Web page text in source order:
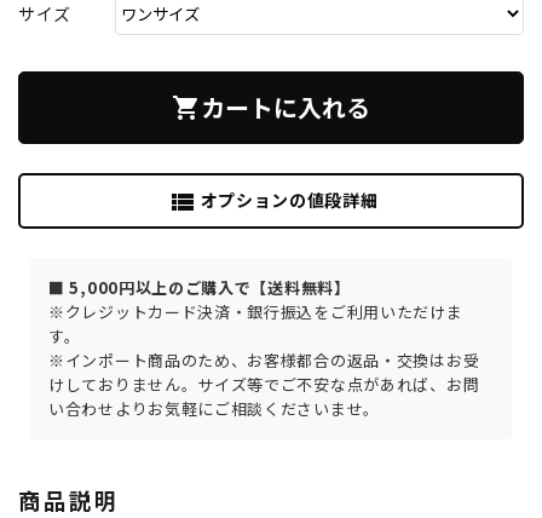
サイズ
shopping_cart カートに入れる
view_list オプションの値段詳細
■ 5,000円以上のご購入で【送料無料】
※クレジットカード決済・銀行振込をご利用いただけま
す。
※インポート商品のため、お客様都合の返品・交換はお受
けしておりません。サイズ等でご不安な点があれば、お問
い合わせよりお気軽にご相談くださいませ。
商品説明